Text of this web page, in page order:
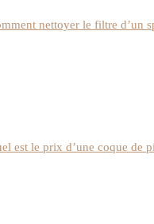
nettoyer le filtre d’un
est le prix d’une coque de